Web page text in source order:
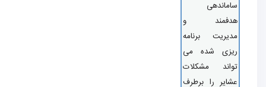
و
برنامه
شده می
مشکلات
را برطرف